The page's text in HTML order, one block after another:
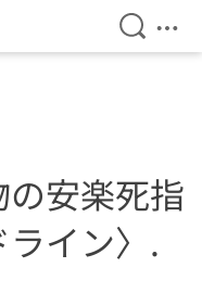
Open
安楽死指
イン〉.